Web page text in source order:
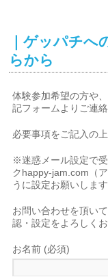
｜ゲッパチへ
らから
体験参加希望の方や
記フォームよりご連絡
必要事項をご記入の
※迷惑メール設定で
クhappy-jam.com（
うに設定お願いします
お問い合わせを頂い
認・設定をよろしく
お名前 (必須)